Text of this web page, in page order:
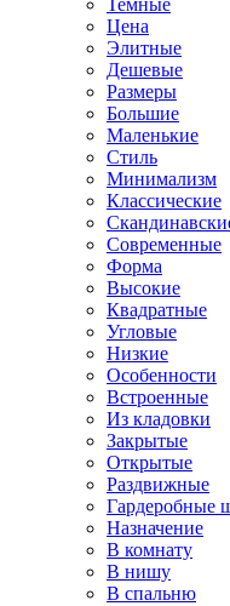
Темные
Цена
Элитные
Дешевые
Размеры
Большие
Маленькие
Стиль
Минимализм
Классические
Современные
Форма
Высокие
Квадратные
Угловые
Низкие
Особенности
Встроенные
Из кладовки
Закрытые
Открытые
Раздвижные
Гардеробные
Назначение
В комнату
В нишу
В спальню